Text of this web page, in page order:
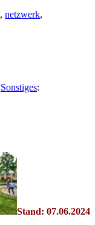
, netzwerk,
Sonstiges:
Stand: 07.06.2024